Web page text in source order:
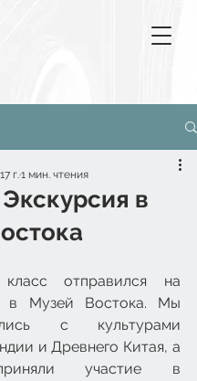
в
г.1 мин. чтения
отправился на
в Музей Востока. Мы
с культурами
и Древнего Китая, а
участие в